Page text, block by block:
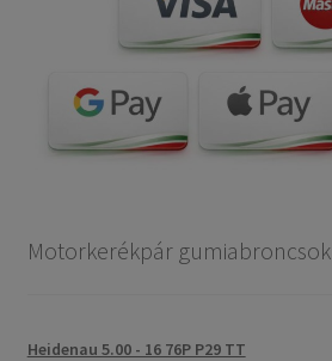
Motorkerékpár gumiabroncsok
Heidenau 5.00 - 16 76P P29 TT